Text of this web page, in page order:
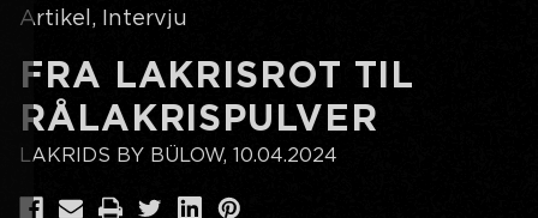
Artikel Intervju
FRA LAKRISROT TIL
RÅLAKRISPULVER
LAKRIDS BY BÜLOW, 10.04.2024